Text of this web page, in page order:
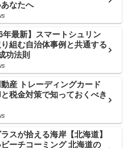
あなたへ
年最新】スマートシュリン
組む自治体事例と共通する
功法則
産 トレーディングカード
税金対策で知っておくべき
スが拾える海岸【北海道】
ーチコーミング 北海道の